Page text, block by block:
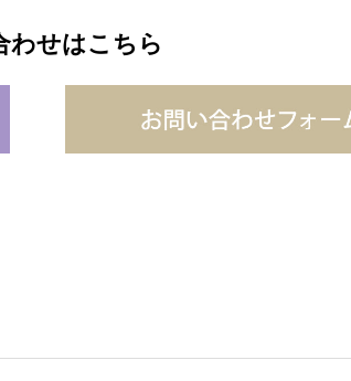
わせはこちら